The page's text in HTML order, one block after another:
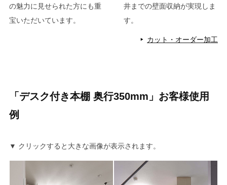
の魅力に見せられた方にも重
宝いただいています。
井までの壁面収納が実現しま
す。
カット・オーダー加工
「デスク付き本棚 奥行350mm」お客様使用
例
▼ クリックすると大きな画像が表示されます。